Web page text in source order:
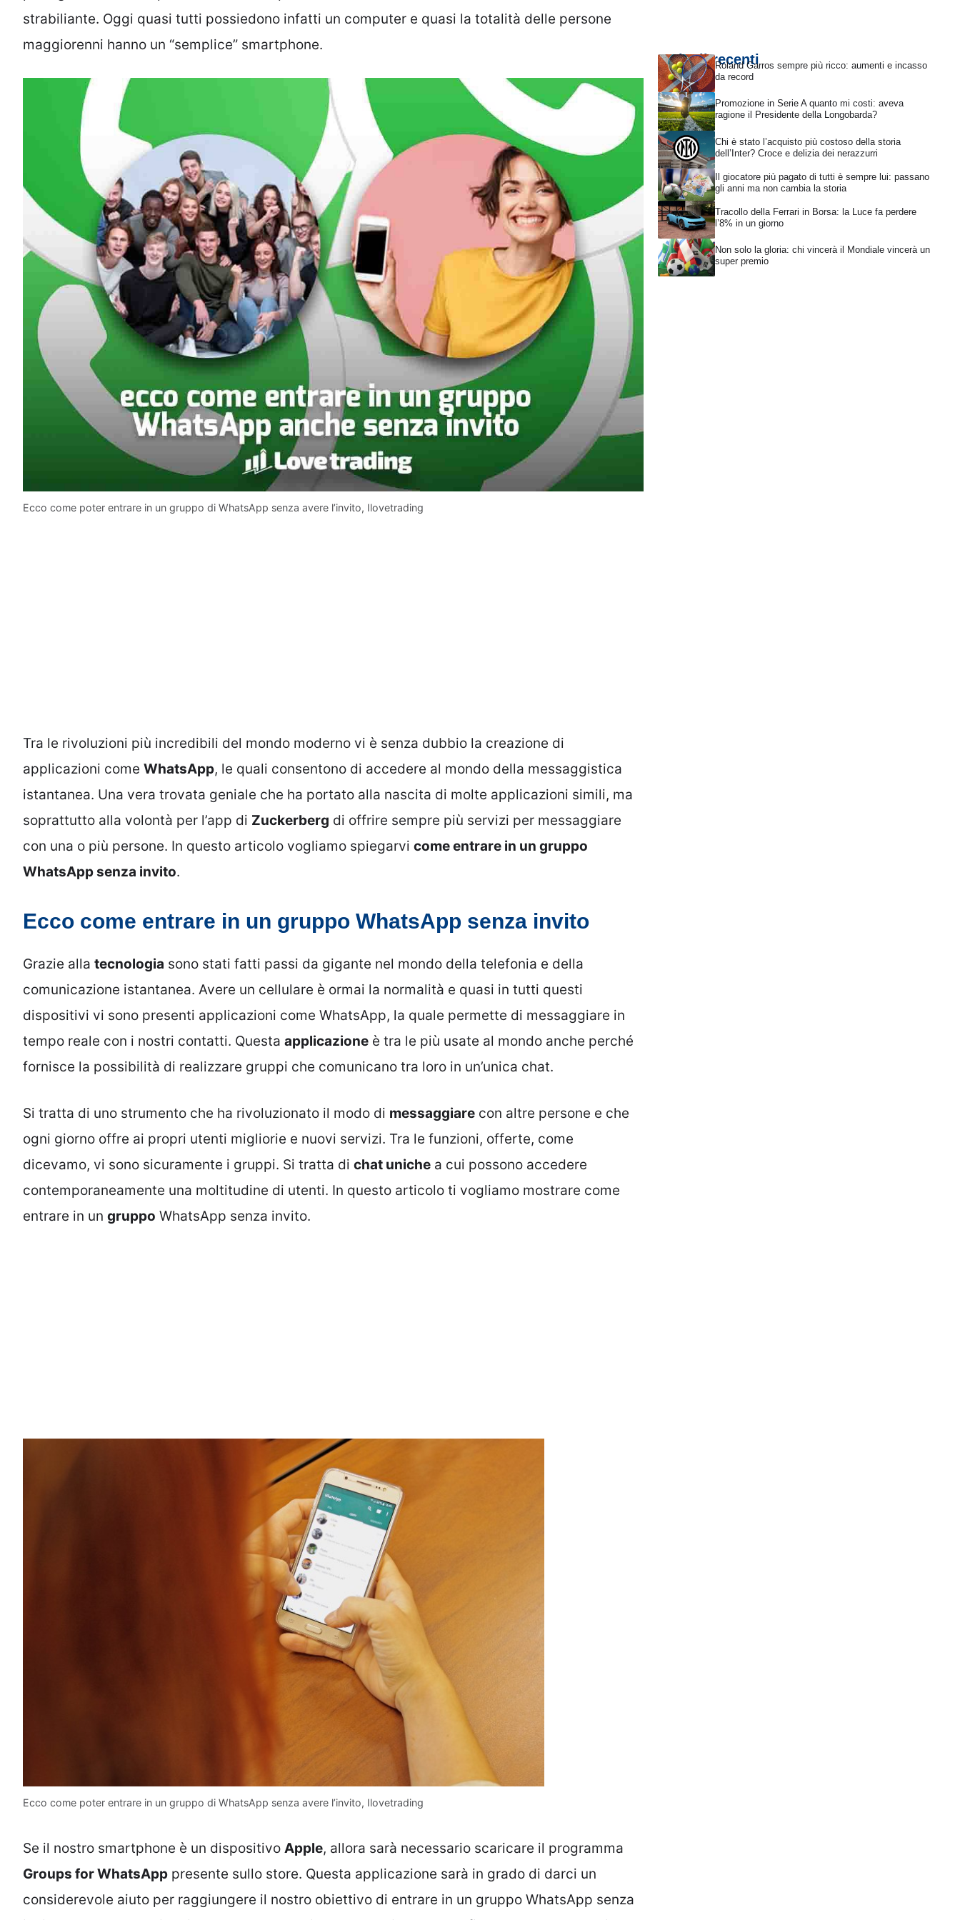
strabiliante. Oggi quasi tutti possiedono infatti un computer e quasi la totalità delle persone
maggiorenni hanno un “semplice” smartphone.
Ecco come poter entrare in un gruppo di WhatsApp senza avere l’invito, Ilovetrading
Tra le rivoluzioni più incredibili del mondo moderno vi è senza dubbio la creazione di
applicazioni come WhatsApp, le quali consentono di accedere al mondo della messaggistica
istantanea. Una vera trovata geniale che ha portato alla nascita di molte applicazioni simili, ma
soprattutto alla volontà per l’app di Zuckerberg di offrire sempre più servizi per messaggiare
con una o più persone. In questo articolo vogliamo spiegarvi come entrare in un gruppo
WhatsApp senza invito.
Ecco come entrare in un gruppo WhatsApp senza invito
Grazie alla tecnologia sono stati fatti passi da gigante nel mondo della telefonia e della
comunicazione istantanea. Avere un cellulare è ormai la normalità e quasi in tutti questi
dispositivi vi sono presenti applicazioni come WhatsApp, la quale permette di messaggiare in
tempo reale con i nostri contatti. Questa applicazione è tra le più usate al mondo anche perché
fornisce la possibilità di realizzare gruppi che comunicano tra loro in un’unica chat.
Si tratta di uno strumento che ha rivoluzionato il modo di messaggiare con altre persone e che
ogni giorno offre ai propri utenti migliorie e nuovi servizi. Tra le funzioni, offerte, come
dicevamo, vi sono sicuramente i gruppi. Si tratta di chat uniche a cui possono accedere
contemporaneamente una moltitudine di utenti. In questo articolo ti vogliamo mostrare come
entrare in un gruppo WhatsApp senza invito.
Ecco come poter entrare in un gruppo di WhatsApp senza avere l’invito, Ilovetrading
Se il nostro smartphone è un dispositivo Apple, allora sarà necessario scaricare il programma
Groups for WhatsApp presente sullo store. Questa applicazione sarà in grado di darci un
considerevole aiuto per raggiungere il nostro obiettivo di entrare in un gruppo WhatsApp senza
Articoli recentiRoland Garros sempre più ricco: aumenti e incasso
da record
Promozione in Serie A quanto mi costi: aveva
ragione il Presidente della Longobarda?
Chi è stato l’acquisto più costoso della storia
dell’Inter? Croce e delizia dei nerazzurri
Il giocatore più pagato di tutti è sempre lui: passano
gli anni ma non cambia la storia
Tracollo della Ferrari in Borsa: la Luce fa perdere
l’8% in un giorno
Non solo la gloria: chi vincerà il Mondiale vincerà un
super premio